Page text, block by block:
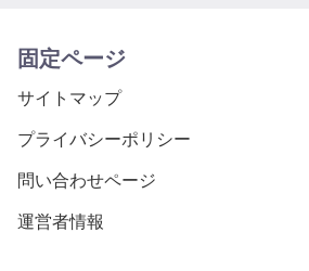
固定ページ
サイトマップ
プライバシーポリシー
問い合わせページ
運営者情報